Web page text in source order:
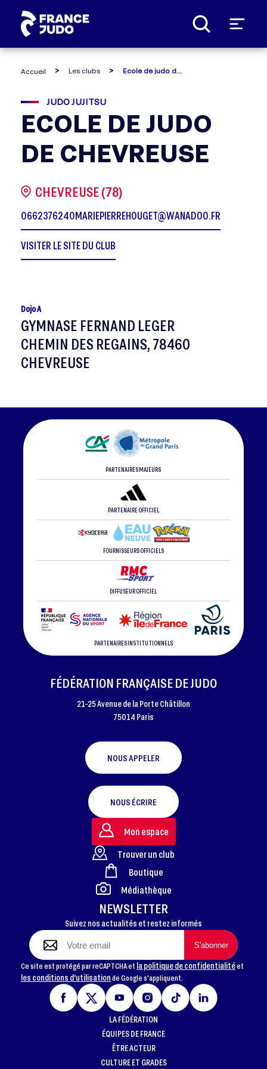
Accueil Les clubs
JUDO JUJITSU
ECOLE DE JUDO
DE CHEVREUSE
CHEVREUSE (78)
0662376240MARIEPIERREHOUGET@WANADOO.FR
VISITER LE SITE DU CLUB
Dojo A
GYMNASE FERNAND LEGER
CHEMIN DES REGAINS, 78460
CHEVREUSE
PARTENAIRES MAJEURS
PARTENAIRE OFFICIEL
FOURNISSEURS OFFICIELS
DIFFUSEUR OFFICIEL
PARTENAIRES INSTITUTIONNELS
FOOTER
FÉDÉRATION FRANÇAISE DE JUDO
21-25 Avenue de la Porte Châtillon
75014 Paris
NOUS APPELER
NOUS ÉCRIRE
NEWSLETTER
Suivez nos actualités et restez informés
Ce site est protégé par reCAPTCHA et la politique de confidentialitéet
les conditions d'utilisationde Google s'appliquent.
Mon espace
Trouver un club
Boutique
Médiathèque
LA FÉDÉRATION
ÉQUIPES DE FRANCE
ÊTRE ACTEUR
CULTURE ET GRADES